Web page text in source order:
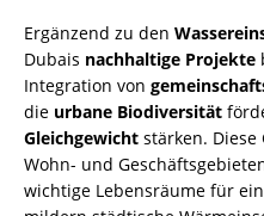
Ergänzend zu den
Dubais nachhaltige Projekte
Integration von
die urbane Biodiversität
Gleichgewicht stärken.
Wohn- und
wichtige Lebensräume für